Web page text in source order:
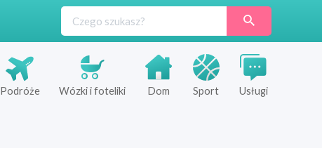
Podróże Wózki i foteliki Dom Sport Usługi